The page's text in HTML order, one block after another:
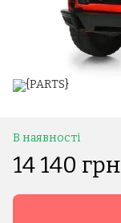
В наявності
14 140 грн